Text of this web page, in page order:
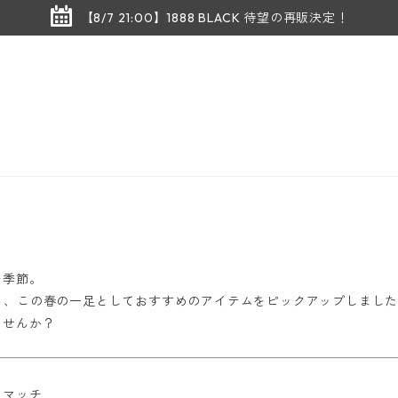
【8/7 21:00】1888 BLACK 待望の再販決定！
節。
の春の一足としておすすめのアイテムをピックアップしまし
んか？
ッチ